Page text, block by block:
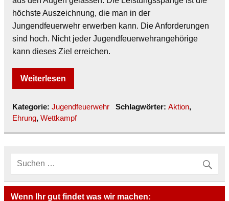
höchste Auszeichnung, die man in der
Jungendfeuerwehr erwerben kann. Die Anforderungen
sind hoch. Nicht jeder Jugendfeuerwehrangehörige
kann dieses Ziel erreichen.
Weiterlesen
Kategorie: Jugendfeuerwehr Schlagwörter: Aktion,
Ehrung, Wettkampf
Wenn Ihr gut findet was wir machen: